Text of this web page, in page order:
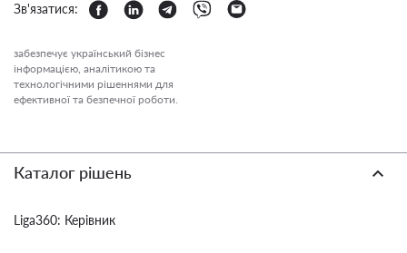
Зв'язатися:
забезпечує український бізнес
інформацією, аналітикою та
технологічними рішеннями для
ефективної та безпечної роботи.
Каталог рішень
Liga360: Керівник